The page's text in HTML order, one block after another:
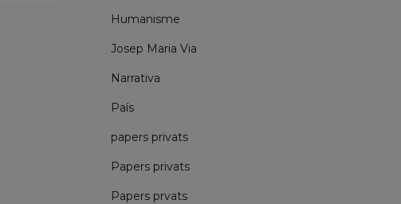
Humanisme
Josep Maria Via
Narrativa
País
papers privats
Papers privats
Papers prvats